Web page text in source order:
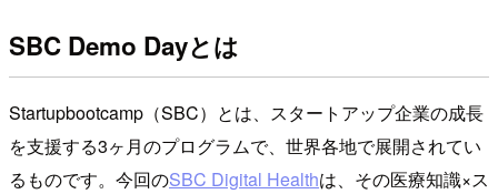
SBC Demo Dayとは
Startupbootcamp（SBC）とは、スタートアップ企業の成長
を支援する3ヶ月のプログラムで、世界各地で展開されてい
るものです。今回のSBC Digital Healthは、その医療知識×ス